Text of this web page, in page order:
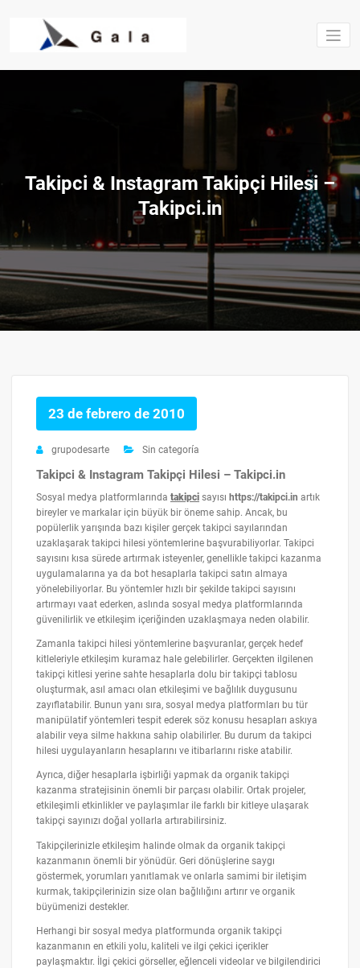
Gala S.L.
Takipci & Instagram Takipçi Hilesi –
Takipci.in
23 de febrero de 2010
grupodesarte Sin categoría
Takipci & Instagram Takipçi Hilesi – Takipci.in
Sosyal medya platformlarında takipci sayısı https://takipci.in artık
bireyler ve markalar için büyük bir öneme sahip. Ancak, bu
popülerlik yarışında bazı kişiler gerçek takipci sayılarından
uzaklaşarak takipci hilesi yöntemlerine başvurabiliyorlar. Takipci
sayısını kısa sürede artırmak isteyenler, genellikle takipci kazanma
uygulamalarına ya da bot hesaplarla takipci satın almaya
yönelebiliyorlar. Bu yöntemler hızlı bir şekilde takipci sayısını
artırmayı vaat ederken, aslında sosyal medya platformlarında
güvenilirlik ve etkileşim içeriğinden uzaklaşmaya neden olabilir.
Zamanla takipci hilesi yöntemlerine başvuranlar, gerçek hedef
kitleleriyle etkileşim kuramaz hale gelebilirler. Gerçekten ilgilenen
takipçi kitlesi yerine sahte hesaplarla dolu bir takipçi tablosu
oluşturmak, asıl amacı olan etkileşimi ve bağlılık duygusunu
zayıflatabilir. Bunun yanı sıra, sosyal medya platformları bu tür
manipülatif yöntemleri tespit ederek söz konusu hesapları askıya
alabilir veya silme hakkına sahip olabilirler. Bu durum da takipci
hilesi uygulayanların hesaplarını ve itibarlarını riske atabilir.
Ayrıca, diğer hesaplarla işbirliği yapmak da organik takipçi
kazanma stratejisinin önemli bir parçası olabilir. Ortak projeler,
etkileşimli etkinlikler ve paylaşımlar ile farklı bir kitleye ulaşarak
takipçi sayınızı doğal yollarla artırabilirsiniz.
Takipçilerinizle etkileşim halinde olmak da organik takipçi
kazanmanın önemli bir yönüdür. Geri dönüşlerine saygı
göstermek, yorumları yanıtlamak ve onlarla samimi bir iletişim
kurmak, takipçilerinizin size olan bağlılığını artırır ve organik
büyümenizi destekler.
Herhangi bir sosyal medya platformunda organik takipçi
kazanmanın en etkili yolu, kaliteli ve ilgi çekici içerikler
paylaşmaktır. İlgi çekici görseller, eğlenceli videolar ve bilgilendirici